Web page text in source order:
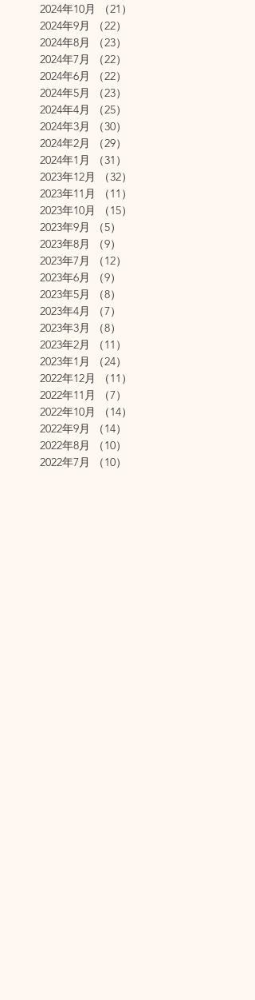
2024年10月
（21）
2024年9月
（22）
2024年8月
（23）
2024年7月
（22）
2024年6月
（22）
2024年5月
（23）
2024年4月
（25）
2024年3月
（30）
2024年2月
（29）
2024年1月
（31）
2023年12月
（32）
2023年11月
（11）
2023年10月
（15）
2023年9月
（5）
2023年8月
（9）
2023年7月
（12）
2023年6月
（9）
2023年5月
（8）
2023年4月
（7）
2023年3月
（8）
2023年2月
（11）
2023年1月
（24）
2022年12月
（11）
2022年11月
（7）
2022年10月
（14）
2022年9月
（14）
2022年8月
（10）
2022年7月
（10）